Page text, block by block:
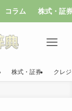
コラム 株式・証
株式・証券 クレ